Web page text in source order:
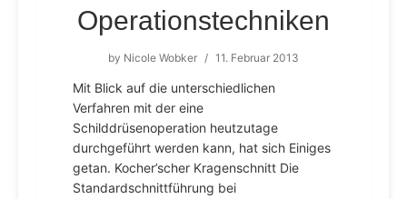
Operationstechniken
by Nicole Wobker / 11. Februar 2013
Mit Blick auf die unterschiedlichen
Verfahren mit der eine
Schilddrüsenoperation heutzutage
durchgeführt werden kann, hat sich Einiges
getan. Kocher’scher Kragenschnitt Die
Standardschnittführung bei